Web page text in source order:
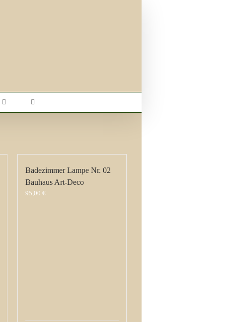
Badezimmer Lampe Nr. 02
Bauhaus Art-Deco
95,00 €